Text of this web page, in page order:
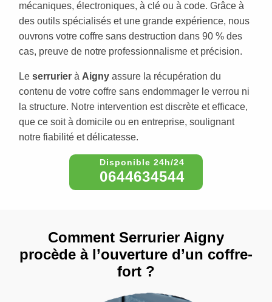
mécaniques, électroniques, à clé ou à code. Grâce à
des outils spécialisés et une grande expérience, nous
ouvrons votre coffre sans destruction dans 90 % des
cas, preuve de notre professionnalisme et précision.
Le serrurier à Aigny assure la récupération du
contenu de votre coffre sans endommager le verrou ni
la structure. Notre intervention est discrète et efficace,
que ce soit à domicile ou en entreprise, soulignant
notre fiabilité et délicatesse.
0644634544
Comment Serrurier Aigny
procède à l’ouverture d’un coffre-
fort ?